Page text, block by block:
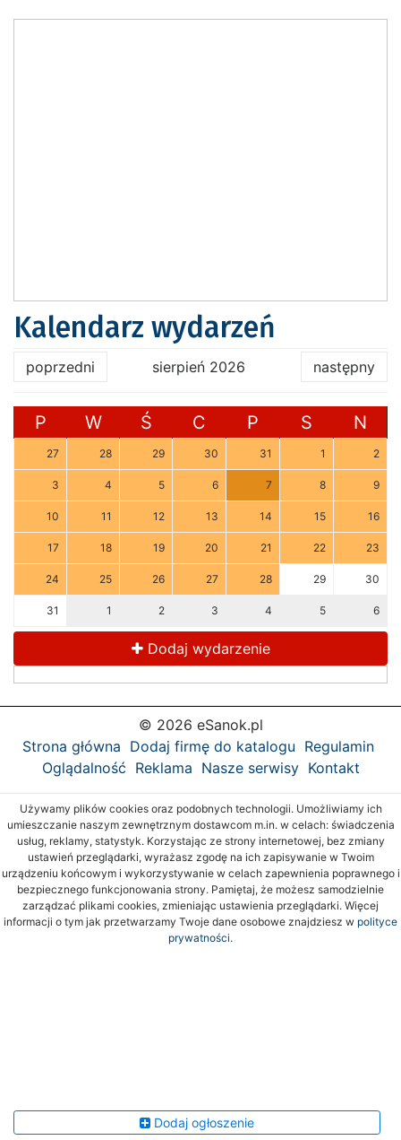
Kalendarz wydarzeń
poprzedni sierpień 2026 następny
P W Ś C P S N
27 28 29 30 31 1 2
3 4 5 6 7 8 9
10 11 12 13 14 15 16
17 18 19 20 21 22 23
24 25 26 27 28 29 30
31 1 2 3 4 5 6
Dodaj wydarzenie
© 2026 eSanok.pl
Strona główna Dodaj firmę do katalogu Regulamin
Oglądalność Reklama Nasze serwisy Kontakt
Używamy plików cookies oraz podobnych technologii. Umożliwiamy ich
umieszczanie naszym zewnętrznym dostawcom m.in. w celach: świadczenia
usług, reklamy, statystyk. Korzystając ze strony internetowej, bez zmiany
ustawień przeglądarki, wyrażasz zgodę na ich zapisywanie w Twoim
urządzeniu końcowym i wykorzystywanie w celach zapewnienia poprawnego i
bezpiecznego funkcjonowania strony. Pamiętaj, że możesz samodzielnie
zarządzać plikami cookies, zmieniając ustawienia przeglądarki. Więcej
informacji o tym jak przetwarzamy Twoje dane osobowe znajdziesz w polityce
prywatności.
Dodaj ogłoszenie